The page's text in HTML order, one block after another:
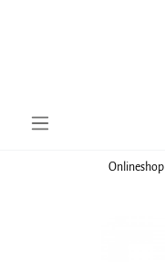
Onlineshop